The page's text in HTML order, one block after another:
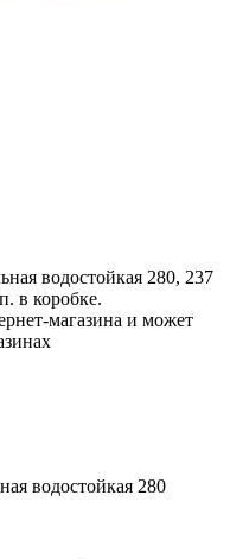
водостойкая 280, 237
в коробке.
магазина и может
водостойкая 280